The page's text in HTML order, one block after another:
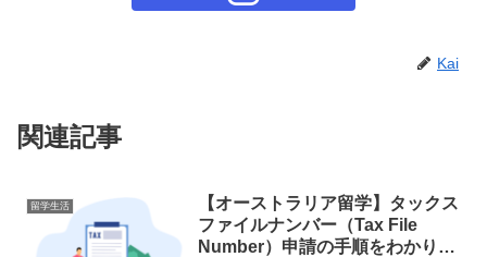
Kai
関連記事
留学生活
【オーストラリア留学】タックス
ファイルナンバー（Tax File
Number）申請の手順をわかりや